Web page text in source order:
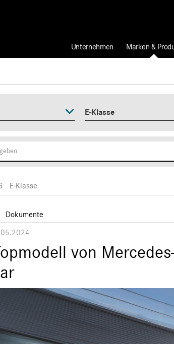
Unternehmen Marken &
E-Klasse
E-Klasse
Dokumente
von